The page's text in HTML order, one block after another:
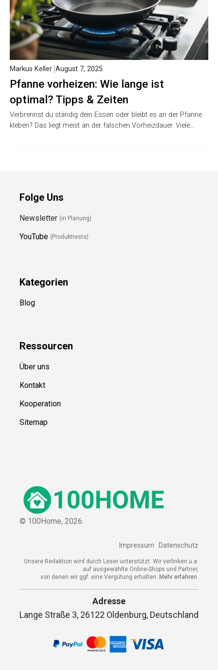
Pfanne vorheizen: Wie lange ist
optimal? Tipps & Zeiten
Markus Keller August 7, 2025
Verbrennst du ständig dein Essen oder bleibt es an der Pfanne
kleben? Das liegt meist an der falschen Vorheizdauer. Viele…
Folge Uns
Newsletter (in Planung)
YouTube (Produkttests)
Kategorien
Blog
Ressourcen
Über uns
Kontakt
Kooperation
Sitemap
© 100Home, 2026
Impressum Datenschutz
Unsere Redaktion wird durch Leser unterstützt. Wir verlinken u.a.
auf ausgewählte Online-Shops und Partner,
von denen wir ggf. eine Vergütung erhalten. Mehr erfahren.
Adresse
Lange Straße 3, 26122 Oldenburg, Deutschland